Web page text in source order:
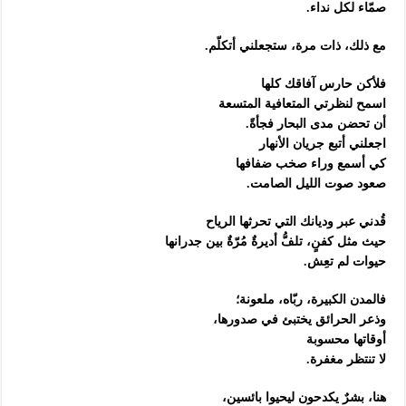
صمّاء لكل نداء.
مع ذلك، ذات مرة، ستجعلني أتكلّم.
فلأكن حارس آفاقك كلها
اسمح لنظرتي المتعافية المتسعة
أن تحضن مدى البحار فجأةً.
اجعلني أتبع جريان الأنهار
كي أسمع وراء صخب ضفافها
صعود صوت الليل الصامت.
قُدني عبر وديانك التي تحرثها الرياح
حيث مثل كفنٍ، تلفُّ أديرةٌ مُرّةٌ بين جدرانها
حيوات لم تعِش.
فالمدن الكبيرة، ربّاه، ملعونة؛
وذعر الحرائق يختبئ في صدورها،
أوقاتها محسوبة
لا تنتظر مغفرة.
هنا، بشرٌ يكدحون ليحيوا بائسين،